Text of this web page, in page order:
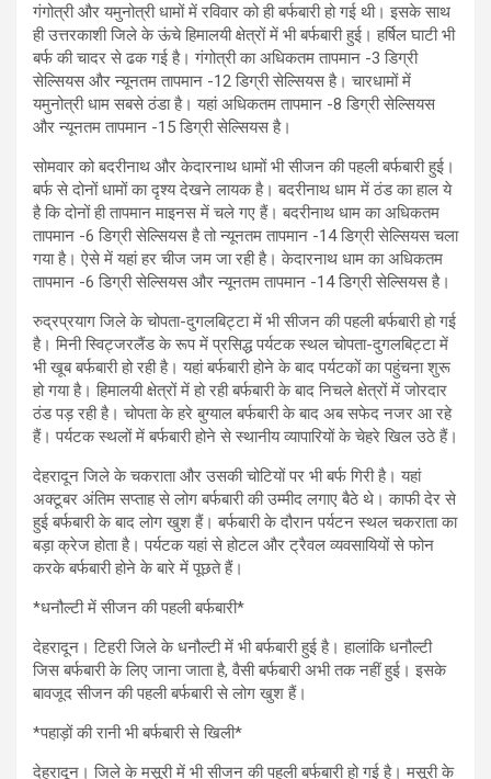
गंगोत्री और यमुनोत्री धामों में रविवार को ही बर्फबारी हो गई थी। इसके साथ
ही उत्तरकाशी जिले के ऊंचे हिमालयी क्षेत्रों में भी बर्फबारी हुई। हर्षिल घाटी भी
बर्फ की चादर से ढक गई है। गंगोत्री का अधिकतम तापमान -3 डिग्री
सेल्सियस और न्यूनतम तापमान -12 डिग्री सेल्सियस है। चारधामों में
यमुनोत्री धाम सबसे ठंडा है। यहां अधिकतम तापमान -8 डिग्री सेल्सियस
और न्यूनतम तापमान -15 डिग्री सेल्सियस है।
सोमवार को बदरीनाथ और केदारनाथ धामों भी सीजन की पहली बर्फबारी हुई।
बर्फ से दोनों धामों का दृश्य देखने लायक है। बदरीनाथ धाम में ठंड का हाल ये
है कि दोनों ही तापमान माइनस में चले गए हैं। बदरीनाथ धाम का अधिकतम
तापमान -6 डिग्री सेल्सियस है तो न्यूनतम तापमान -14 डिग्री सेल्सियस चला
गया है। ऐसे में यहां हर चीज जम जा रही है। केदारनाथ धाम का अधिकतम
तापमान -6 डिग्री सेल्सियस और न्यूनतम तापमान -14 डिग्री सेल्सियस है।
रुद्रप्रयाग जिले के चोपता-दुगलबिट्टा में भी सीजन की पहली बर्फबारी हो गई
है। मिनी स्विट्जरलैंड के रूप में प्रसिद्ध पर्यटक स्थल चोपता-दुगलबिट्टा में
भी खूब बर्फबारी हो रही है। यहां बर्फबारी होने के बाद पर्यटकों का पहुंचना शुरू
हो गया है। हिमालयी क्षेत्रों में हो रही बर्फबारी के बाद निचले क्षेत्रों में जोरदार
ठंड पड़ रही है। चोपता के हरे बुग्याल बर्फबारी के बाद अब सफेद नजर आ रहे
हैं। पर्यटक स्थलों में बर्फबारी होने से स्थानीय व्यापारियों के चेहरे खिल उठे हैं।
देहरादून जिले के चकराता और उसकी चोटियों पर भी बर्फ गिरी है। यहां
अक्टूबर अंतिम सप्ताह से लोग बर्फबारी की उम्मीद लगाए बैठे थे। काफी देर से
हुई बर्फबारी के बाद लोग खुश हैं। बर्फबारी के दौरान पर्यटन स्थल चकराता का
बड़ा क्रेज होता है। पर्यटक यहां से होटल और ट्रैवल व्यवसायियों से फोन
करके बर्फबारी होने के बारे में पूछते हैं।
*धनौल्टी में सीजन की पहली बर्फबारी*
देहरादून। टिहरी जिले के धनौल्टी में भी बर्फबारी हुई है। हालांकि धनौल्टी
जिस बर्फबारी के लिए जाना जाता है, वैसी बर्फबारी अभी तक नहीं हुई। इसके
बावजूद सीजन की पहली बर्फबारी से लोग खुश हैं।
*पहाड़ों की रानी भी बर्फबारी से खिली*
देहरादून। जिले के मसूरी में भी सीजन की पहली बर्फबारी हो गई है। मसूरी के